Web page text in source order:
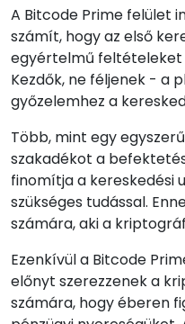
A Bitcode Prime felület
számít, hogy az első
egyértelmű feltételeket
Kezdők, ne féljenek - a
győzelemhez a
Több, mint egy
szakadékot a
finomítja a kereskedési
szükséges tudással.
számára, aki a
Ezenkívül a Bitcode
előnyt szerezzenek a
számára, hogy éberen